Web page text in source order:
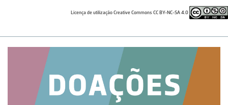
Licença de utilização Creative Commons CC BY-NC-SA 4.0